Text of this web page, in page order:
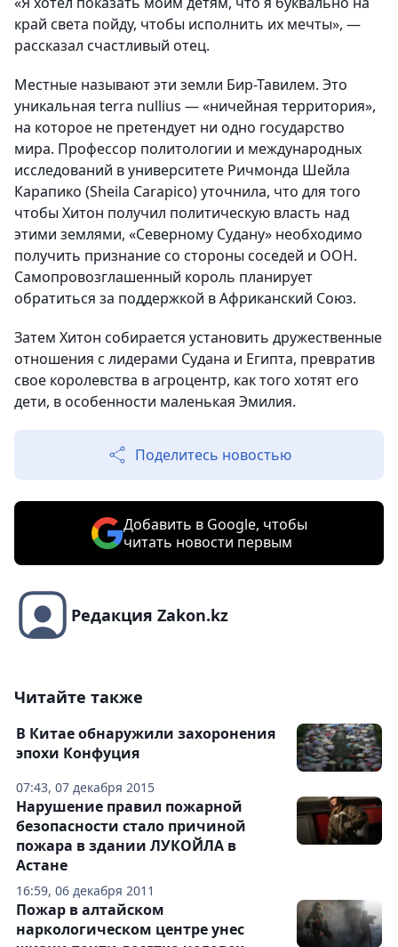
край света пойду, чтобы исполнить их мечты», —
рассказал счастливый отец.
Местные называют эти земли Бир-Тавилем. Это
уникальная terra nullius — «ничейная территория»,
на которое не претендует ни одно государство
мира. Профессор политологии и международных
исследований в университете Ричмонда Шейла
Карапико (Sheila Carapico) уточнила, что для того
чтобы Хитон получил политическую власть над
этими землями, «Северному Судану» необходимо
получить признание со стороны соседей и ООН.
Самопровозглашенный король планирует
обратиться за поддержкой в Африканский Союз.
Затем Хитон собирается установить дружественные
отношения с лидерами Судана и Египта, превратив
свое королевства в агроцентр, как того хотят его
дети, в особенности маленькая Эмилия.
Поделитесь новостью
Добавить в Google, чтобы
читать новости первым
Редакция Zakon.kz
Читайте также
07:43, 07 декабря 2015
В Китае обнаружили захоронения
эпохи Конфуция
16:59, 06 декабря 2011
Нарушение правил пожарной
безопасности стало причиной
пожара в здании ЛУКОЙЛА в
Астане
Пожар в алтайском
наркологическом центре унес